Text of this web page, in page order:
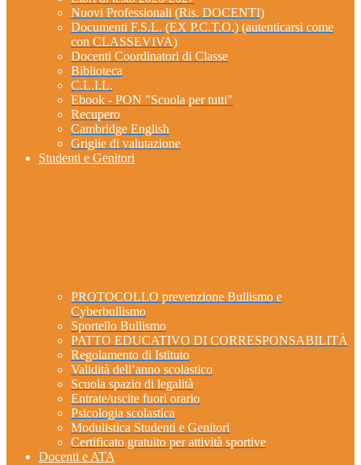
Nuovi Professionali (Ris. DOCENTI)
Documenti F.S.L. (EX P.C.T.O.) (autenticarsi come
con CLASSEVIVA)
Docenti Coordinatori di Classe
Biblioteca
C.L.I.L.
Ebook - PON "Scuola per tutti"
Recupero
Cambridge English
Griglie di valutazione
Studenti e Genitori
PROTOCOLLO prevenzione Bullismo e
Cyberbullismo
Sportello Bullismo
PATTO EDUCATIVO DI CORRESPONSABILITÀ
Regolamento di Istituto
Validità dell’anno scolastico
Scuola spazio di legalità
Entrate/uscite fuori orario
Psicologia scolastica
Modulistica Studenti e Genitori
Certificato gratuito per attività sportive
Docenti e ATA